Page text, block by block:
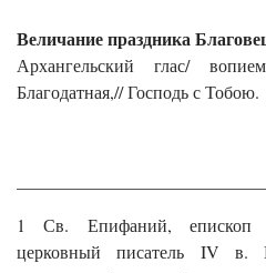
Величание праздника
Архангельский глас/
Благодатная,// Господь с Тобою.
1 Св. Епифаний, епископ
церковный писатель IV в.